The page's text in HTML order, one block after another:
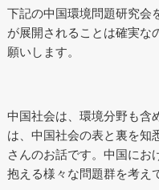
下記の中国環境問題研究会
が展開されることは確実な
願いします。
中国社会は、環境分野も含
は、中国社会の表と裏を知
さんのお話です。中国にお
抱える様々な問題群を考え